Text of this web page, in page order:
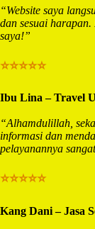
“Website saya
dan sesuai harapan.
saya!”
⭐⭐⭐⭐⭐
Ibu Lina – Travel
“Alhamdulillah,
informasi dan
pelayanannya
⭐⭐⭐⭐⭐
Kang Dani – Jasa